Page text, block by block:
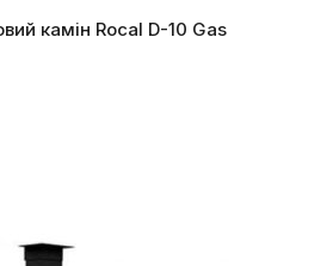
камін Rocal D-10 Gas